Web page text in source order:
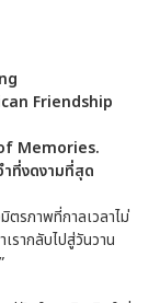
Friendship
Memories.
ที่งดงามที่สุด
ภาพที่กาลเวลาไม่
รากลับไปสู่วันวาน